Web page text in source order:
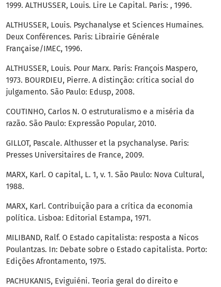
1999. ALTHUSSER, Louis. Lire Le Capital. Paris: , 1996.
ALTHUSSER, Louis. Psychanalyse et Sciences Humaines.
Deux Conférences. Paris: Librairie Générale
Française/IMEC, 1996.
ALTHUSSER, Louis. Pour Marx. Paris: François Maspero,
1973. BOURDIEU, Pierre. A distinção: crítica social do
julgamento. São Paulo: Edusp, 2008.
COUTINHO, Carlos N. O estruturalismo e a miséria da
razão. São Paulo: Expressão Popular, 2010.
GILLOT, Pascale. Althusser et la psychanalyse. Paris:
Presses Universitaires de France, 2009.
MARX, Karl. O capital, L. 1, v. 1. São Paulo: Nova Cultural,
1988.
MARX, Karl. Contribuição para a crítica da economia
política. Lisboa: Editorial Estampa, 1971.
MILIBAND, Ralf. O Estado capitalista: resposta a Nicos
Poulantzas. In: Debate sobre o Estado capitalista. Porto:
Edições Afrontamento, 1975.
PACHUKANIS, Eviguiéni. Teoria geral do direito e